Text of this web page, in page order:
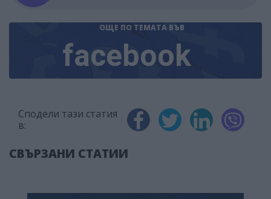
ОЩЕ ПО ТЕМАТА ВЪВ
facebook
Сподели тази статия
в:
СВЪРЗАНИ СТАТИИ